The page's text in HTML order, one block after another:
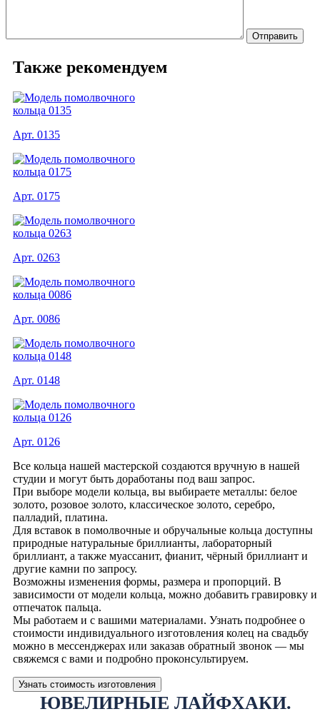
Также рекомендуем
Арт. 0135
Арт. 0175
Арт. 0263
Арт. 0086
Арт. 0148
Арт. 0126
Все кольца нашей мастерской создаются вручную в нашей
студии и могут быть доработаны под ваш запрос.
При выборе модели кольца, вы выбираете металлы: белое
золото, розовое золото, классическое золото, серебро,
палладий, платина.
Для вставок в помолвочные и обручальные кольца доступны
природные натуральные бриллианты, лабораторный
бриллиант, а также муассанит, фианит, чёрный бриллиант и
другие камни по запросу.
Возможны изменения формы, размера и пропорций. В
зависимости от модели кольца, можно добавить гравировку и
отпечаток пальца.
Мы работаем и с вашими материалами. Узнать подробнее о
стоимости индивидуального изготовления колец на свадьбу
можно в мессенджерах или заказав обратный звонок — мы
свяжемся с вами и подробно проконсультируем.
Узнать стоимость изготовления
ЮВЕЛИРНЫЕ ЛАЙФХАКИ.